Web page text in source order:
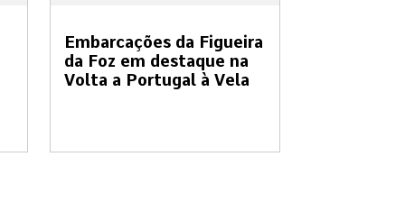
Embarcações da Figueira
da Foz em destaque na
Volta a Portugal à Vela